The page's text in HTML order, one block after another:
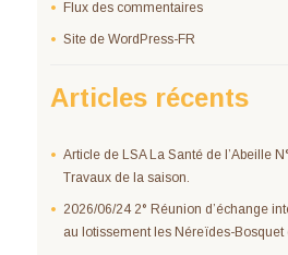
Flux des commentaires
Site de WordPress-FR
Articles récents
Article de LSA La Santé de l’Abeille
Travaux de la saison.
2026/06/24 2° Réunion d’échange
au lotissement les Néreïdes-Bosquet